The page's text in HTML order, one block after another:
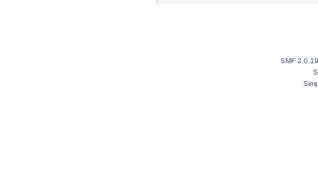
SMF 2.0.19